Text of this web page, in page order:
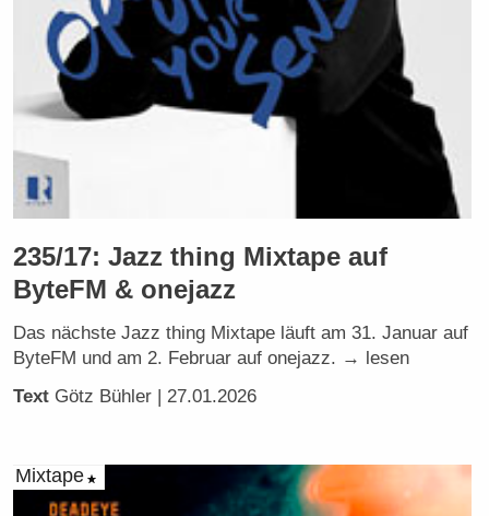
235/17: Jazz thing Mixtape auf
ByteFM & onejazz
Das nächste Jazz thing Mixtape läuft am 31. Januar auf
ByteFM und am 2. Februar auf onejazz. → lesen
Text Götz Bühler | 27.01.2026
Mixtape